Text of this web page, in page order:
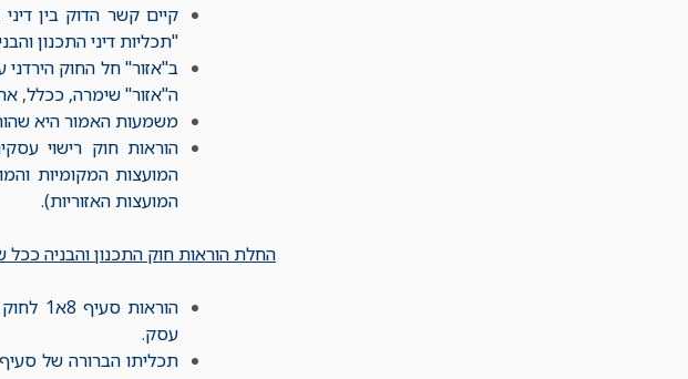
קיים קשר הדוק בין
"תכליות דיני התכנון והבניה",
ה"אזור" שימרה, ככלל,
משמעות האמור היא שהוראות חוק
הוראות חוק רישוי
המועצות האזוריות).
החלת הוראות חוק התכנון והבניה ככל
עסק.